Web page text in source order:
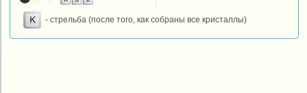
- стрельба (после того, как собраны все кристаллы)